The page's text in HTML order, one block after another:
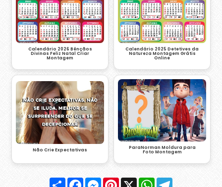
Calendário 2026 Bênçãos
Divinas Feliz Natal Criar
Montagem
Calendário 2025 Detetives da
Natureza Montagem Grátis
Online
Não Crie Expectativas ParaNorman Moldura para
Foto Montagem
Compartilhar
FacebookMessenger
Pinterest
X WhatsApp